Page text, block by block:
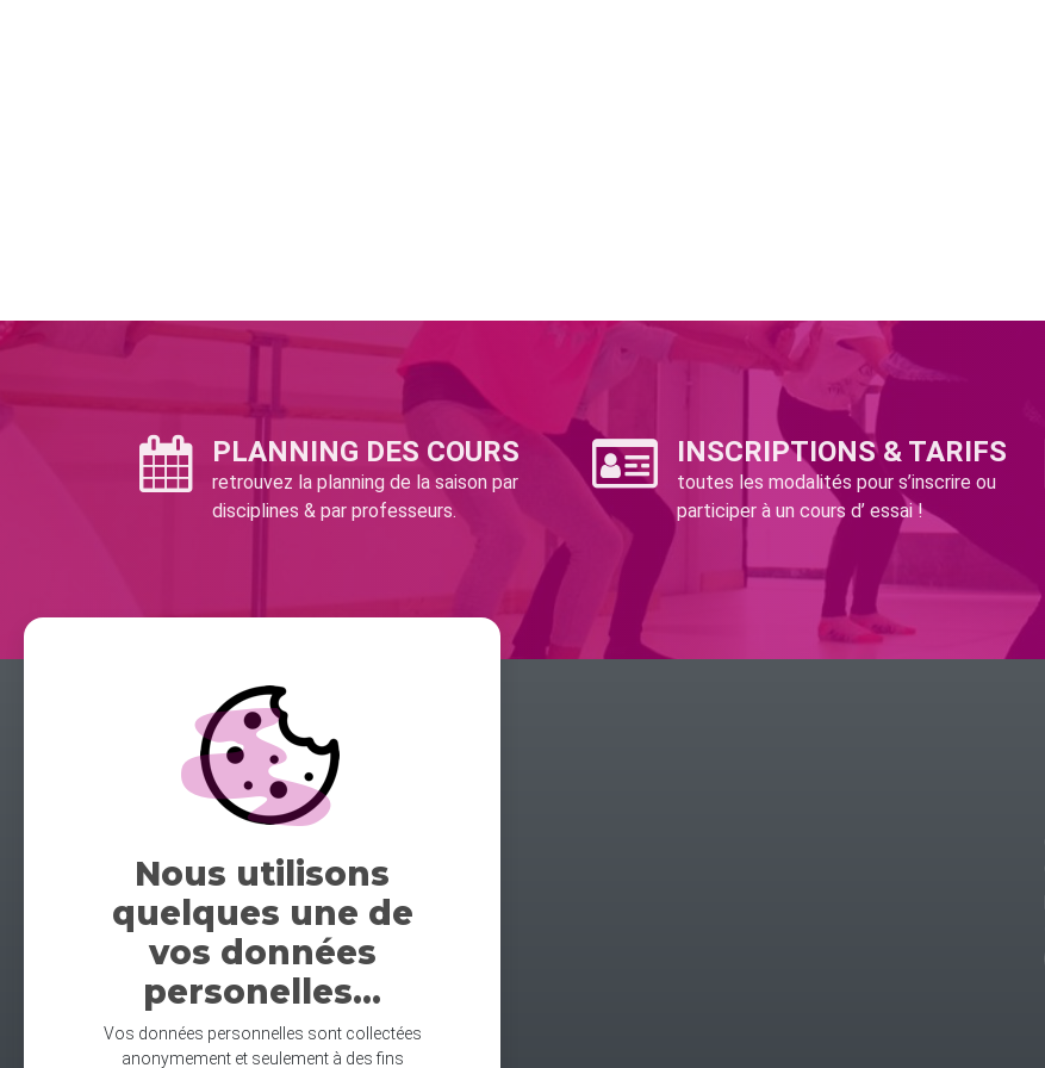
PLANNING DES COURS
retrouvez la planning de la saison par
disciplines & par professeurs.
INSCRIPTIONS & TARIFS
toutes les modalités pour s’inscrire ou
participer à un cours d’ essai !
Nous utilisons
quelques une de
vos données
personelles...
Vos données personnelles sont collectées
anonymement et seulement à des fins